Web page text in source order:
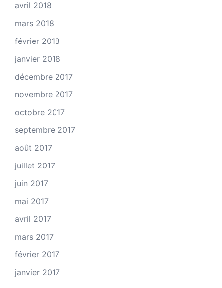
avril 2018
mars 2018
février 2018
janvier 2018
décembre 2017
novembre 2017
octobre 2017
septembre 2017
août 2017
juillet 2017
juin 2017
mai 2017
avril 2017
mars 2017
février 2017
janvier 2017